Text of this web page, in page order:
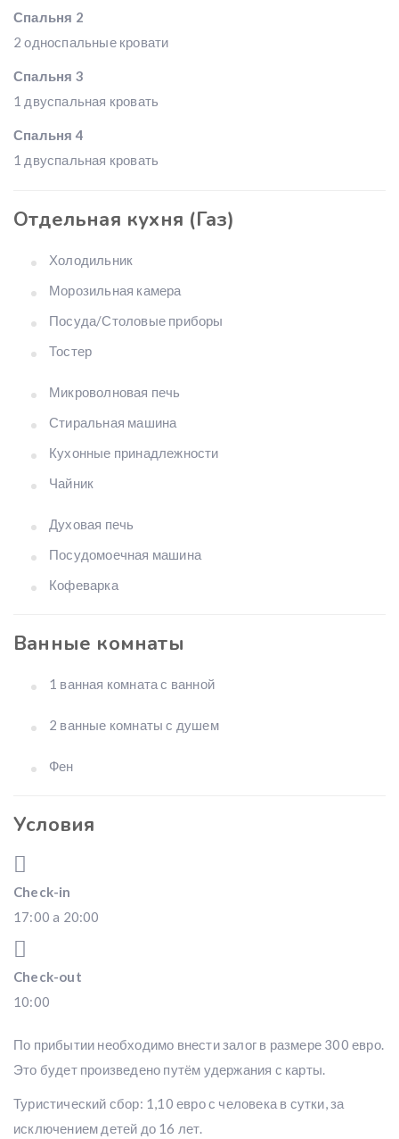
Спальня 2
2 односпальные кровати
Спальня 3
1 двуспальная кровать
Спальня 4
1 двуспальная кровать
Отдельная кухня (Газ)
Холодильник
Морозильная камера
Посуда/Столовые приборы
Тостер
Микроволновая печь
Стиральная машина
Кухонные принадлежности
Чайник
Духовая печь
Посудомоечная машина
Кофеварка
Ванные комнаты
1 ванная комната с ванной
2 ванные комнаты с душем
Фен
Условия
Check-in
17:00 a 20:00
Check-out
10:00
По прибытии необходимо внести залог в размере 300 евро.
Это будет произведено путём удержания с карты.
Туристический сбор: 1,10 евро с человека в сутки, за
исключением детей до 16 лет.